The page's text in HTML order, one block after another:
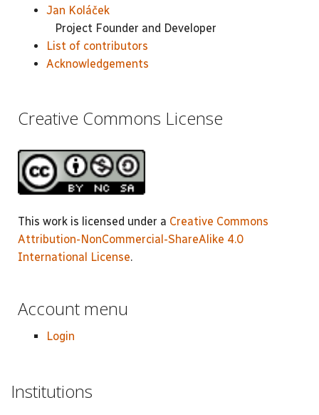
Jan Koláček
Project Founder and Developer
List of contributors
Acknowledgements
Creative Commons License
This work is licensed under a Creative Commons
Attribution-NonCommercial-ShareAlike 4.0
International License.
Account menu
Login
Institutions